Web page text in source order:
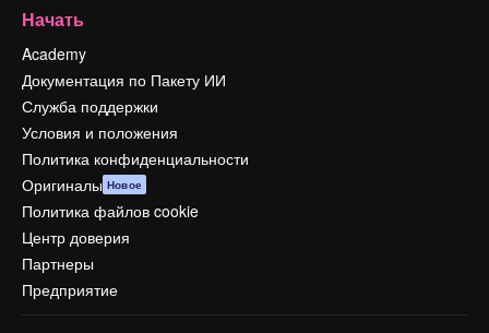
Начать
Academy
Документация по Пакету ИИ
Служба поддержки
Условия и положения
Политика конфиденциальности
Оригиналы Новое
Политика файлов cookie
Центр доверия
Партнеры
Предприятие